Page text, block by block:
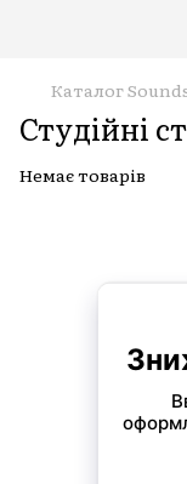
Каталог
Студійні
Немає товарів